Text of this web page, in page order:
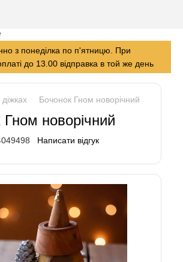
з понеділка по п'ятницю. При
до 13.00 відправка в той же день
Бочонок Гном новорічний
новорічний
Написати відгук